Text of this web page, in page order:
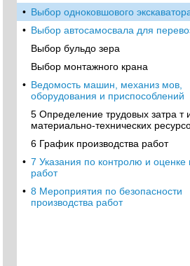
• Выбор одноковшового
• Выбор автосамосвала для
Выбор бульдо зера
Выбор монтажного крана
• Ведомость машин, механиз мов,
оборудования и приспособлений
5 Определение трудовых затра т
материально-технических
6 График производства работ
• 7 Указания по контролю и оценке
работ
• 8 Мероприятия по безопасности
производства работ